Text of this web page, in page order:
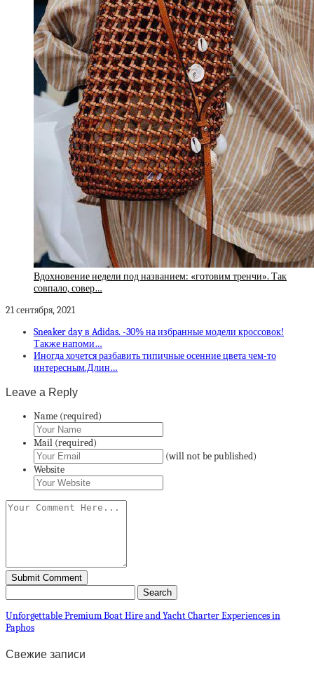
Вдохновение недели под названием: «готовим тренчи». Так
совпало, совер…
21 сентября, 2021
Sneaker day в Adidas. -30% на избранные модели кроссовок!
Также напоми…
Иногда хочется разбавить типичные осенние цвета чем-то
интересным.Длин…
Leave a Reply
Name (required)
Mail (required)
(will not be published)
Website
Unforgettable Premium Boat Hire and Yacht Charter Experiences in
Paphos
Свежие записи